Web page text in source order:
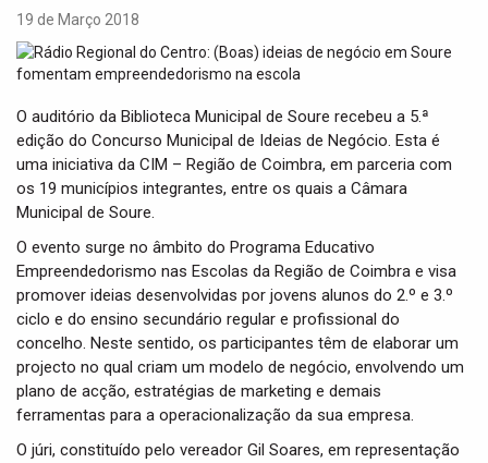
i
19 de Março 2018
O auditório da Biblioteca Municipal de Soure recebeu a 5.ª
edição do Concurso Municipal de Ideias de Negócio. Esta é
uma iniciativa da CIM – Região de Coimbra, em parceria com
os 19 municípios integrantes, entre os quais a Câmara
Municipal de Soure.
O evento surge no âmbito do Programa Educativo
Empreendedorismo nas Escolas da Região de Coimbra e visa
promover ideias desenvolvidas por jovens alunos do 2.º e 3.º
ciclo e do ensino secundário regular e profissional do
concelho. Neste sentido, os participantes têm de elaborar um
projecto no qual criam um modelo de negócio, envolvendo um
plano de acção, estratégias de marketing e demais
ferramentas para a operacionalização da sua empresa.
O júri, constituído pelo vereador Gil Soares, em representação